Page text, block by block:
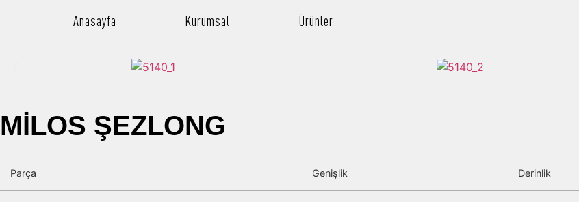
Anasayfa Kurumsal Ürünler
MİLOS ŞEZLONG
Parça Genişlik Derinlik